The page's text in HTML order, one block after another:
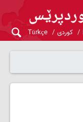
کوردی Türkçe